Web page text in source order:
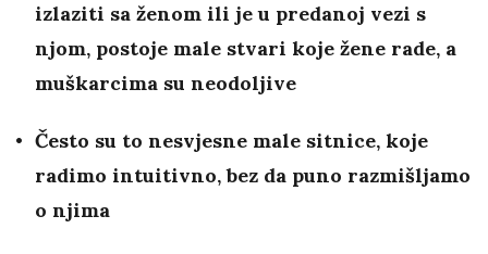
izlaziti sa ženom ili je u predanoj vezi s
njom, postoje male stvari koje žene rade, a
muškarcima su neodoljive
Često su to nesvjesne male sitnice, koje
radimo intuitivno, bez da puno razmišljamo
o njima